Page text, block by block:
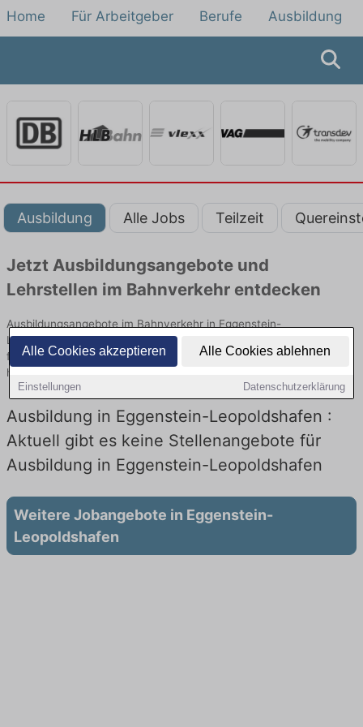
Alle Cookies akzeptieren Alle Cookies ablehnen
Einstellungen Datenschutzerklärung
Home Für Arbeitgeber Berufe Ausbildung
Ausbildung Alle Jobs Teilzeit
Jetzt Ausbildungsangebote und
Lehrstellen im Bahnverkehr entdecken
Ausbildungsangebote im Bahnverkehr in Eggenstein-
Leopoldshafen finden Sie von namhaften Firmen. Entdecken Sie
freie Optionen von Top-Arbeitgebern und bewerben Sie sich noch
heute.
Ausbildung in Eggenstein-Leopoldshafen :
Aktuell gibt es keine Stellenangebote für
Ausbildung in Eggenstein-Leopoldshafen
Weitere Jobangebote in Eggenstein-
Leopoldshafen